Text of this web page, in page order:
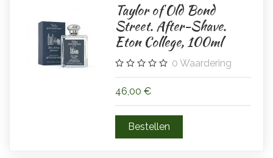
Taylor of Old Bond
Street. After-Shave.
Eton College, 100ml
0 Waardering
46,00 €